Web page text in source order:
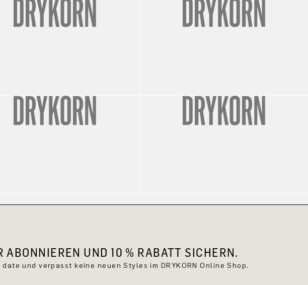
UND 10 % RABATT SICHERN.
und verpasst keine neuen Styles im DRYKORN Online Shop.